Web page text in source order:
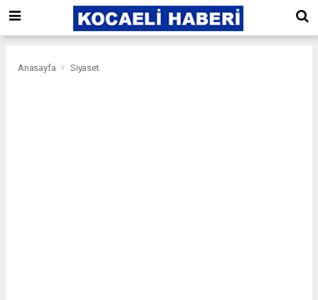
Anasayfa Siyaset